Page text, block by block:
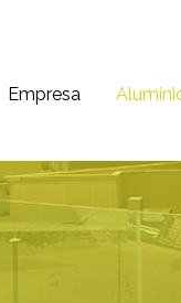
Empresa